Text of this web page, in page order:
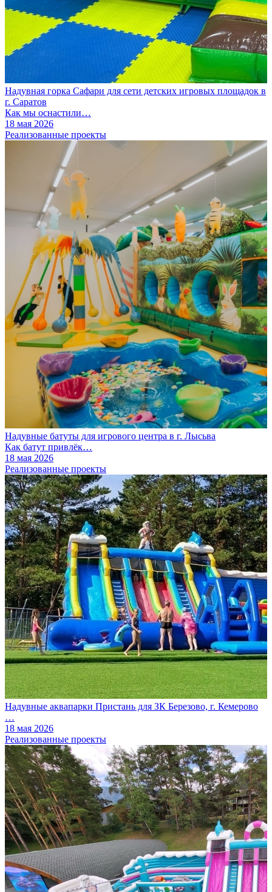
Надувная горка Сафари для сети детских игровых площадок в
г. Саратов
Как мы оснастили…
18 мая 2026
Реализованные проекты
Надувные батуты для игрового центра в г. Лысьва
Как батут привлёк…
18 мая 2026
Реализованные проекты
Надувные аквапарки Пристань для ЗК Березово, г. Кемерово
…
18 мая 2026
Реализованные проекты